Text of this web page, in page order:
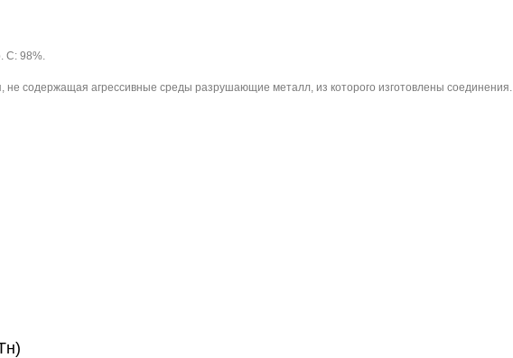
С: 98%.
содержащая агрессивные среды разрушающие металл, из которого изготовлены соединения.